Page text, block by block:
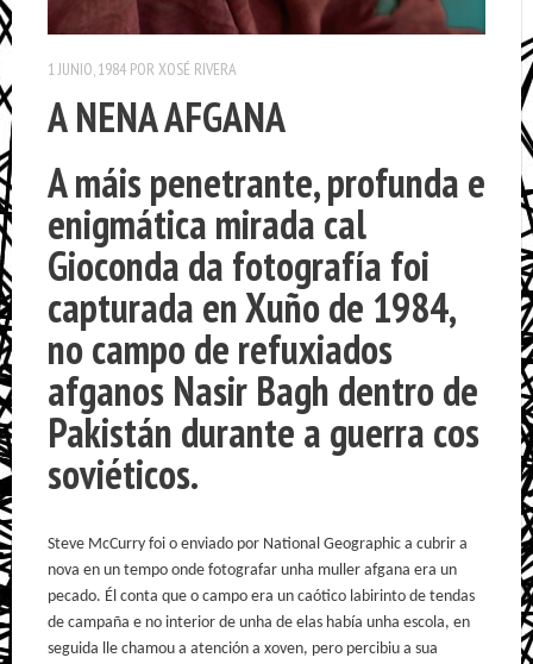
1 JUNIO, 1984 PORXOSÉ RIVERA
A NENA AFGANA
A máis penetrante, profunda e
enigmática mirada cal
Gioconda da fotografía foi
capturada en Xuño de 1984,
no campo de refuxiados
afganos Nasir Bagh dentro de
Pakistán durante a guerra cos
soviéticos.
Steve McCurry foi o enviado por National Geographic a cubrir a
nova en un tempo onde fotografar unha muller afgana era un
pecado. Él conta que o campo era un caótico labirinto de tendas
de campaña e no interior de unha de elas había unha escola, en
seguida lle chamou a atención a xoven, pero percibiu a sua